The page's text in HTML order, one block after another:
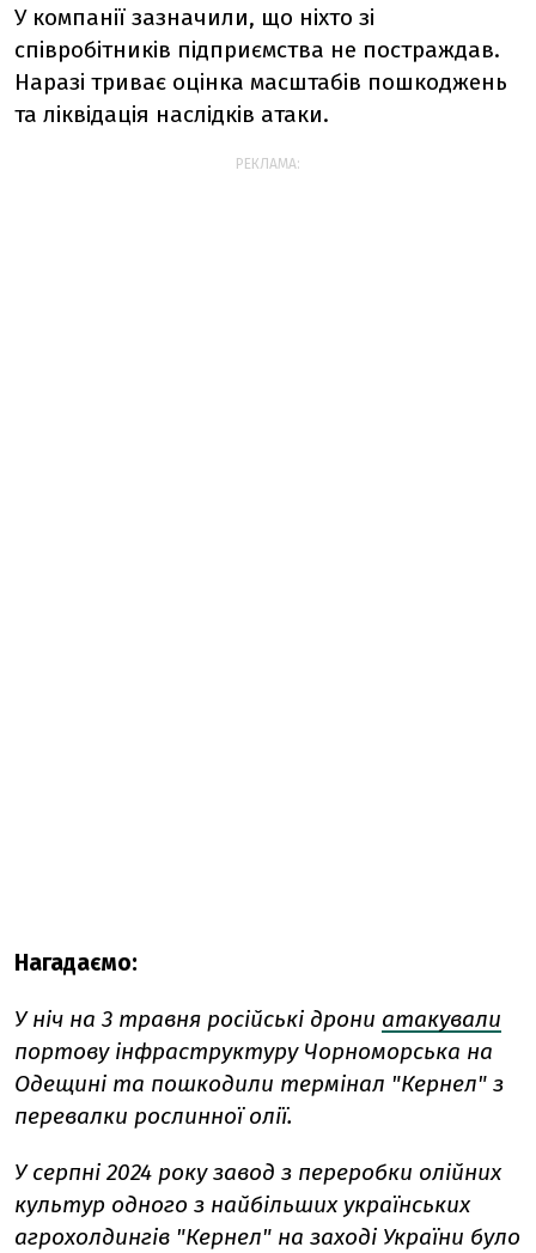
У компанії зазначили, що ніхто зі
співробітників підприємства не постраждав.
Наразі триває оцінка масштабів пошкоджень
та ліквідація наслідків атаки.
РЕКЛАМА:
Нагадаємо:
У ніч на 3 травня російські дрони атакували
портову інфраструктуру Чорноморська на
Одещині та пошкодили термінал "Кернел" з
перевалки рослинної олії.
У серпні 2024 року завод з переробки олійних
культур одного з найбільших українських
агрохолдингів "Кернел" на заході України було